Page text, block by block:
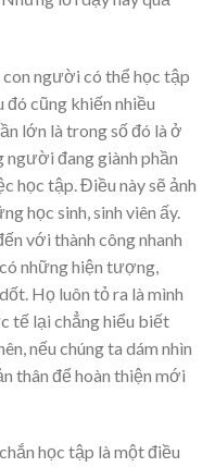
con người có thể học tập
cũng khiến nhiều
lớn là trong số đó là ở
người đang giành phần
học tập. Điều này sẽ ảnh
học sinh, sinh viên ấy.
với thành công nhanh
những hiện tượng,
Họ luôn tỏ ra là mình
tế lại chẳng hiểu biết
nếu chúng ta dám nhìn
thân để hoàn thiện mới
học tập là một điều